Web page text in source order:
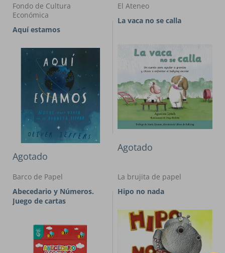
Fondo de Cultura
Económica
Aquí estamos
Agotado
El Ateneo
La vaca no se calla
Agotado
Barco de Papel
Abecedario y Números.
Juego de cartas
La brujita de papel
Hipo no nada